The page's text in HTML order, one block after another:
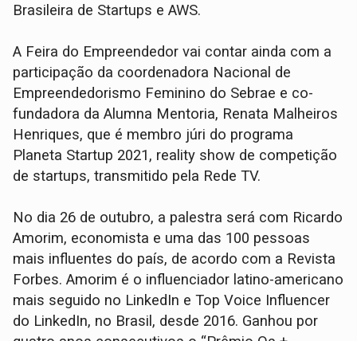
Brasileira de Startups e AWS.
A Feira do Empreendedor vai contar ainda com a
participação da coordenadora Nacional de
Empreendedorismo Feminino do Sebrae e co-
fundadora da Alumna Mentoria, Renata Malheiros
Henriques, que é membro júri do programa
Planeta Startup 2021, reality show de competição
de startups, transmitido pela Rede TV.
No dia 26 de outubro, a palestra será com Ricardo
Amorim, economista e uma das 100 pessoas
mais influentes do país, de acordo com a Revista
Forbes. Amorim é o influenciador latino-americano
mais seguido no LinkedIn e Top Voice Influencer
do LinkedIn, no Brasil, desde 2016. Ganhou por